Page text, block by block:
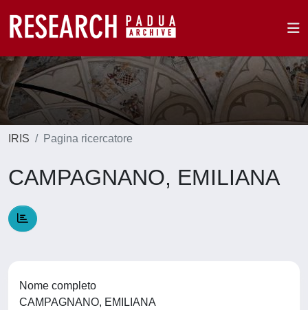
IRIS Pagina ricercatore
CAMPAGNANO, EMILIANA
Nome completo
CAMPAGNANO, EMILIANA